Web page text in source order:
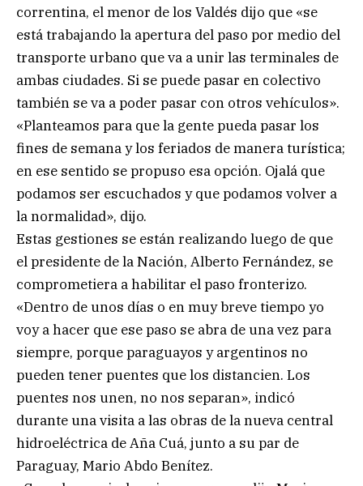
correntina, el menor de los Valdés dijo que «se
está trabajando la apertura del paso por medio del
transporte urbano que va a unir las terminales de
ambas ciudades. Si se puede pasar en colectivo
también se va a poder pasar con otros vehículos».
«Planteamos para que la gente pueda pasar los
fines de semana y los feriados de manera turística;
en ese sentido se propuso esa opción. Ojalá que
podamos ser escuchados y que podamos volver a
la normalidad», dijo.
Estas gestiones se están realizando luego de que
el presidente de la Nación, Alberto Fernández, se
comprometiera a habilitar el paso fronterizo.
«Dentro de unos días o en muy breve tiempo yo
voy a hacer que ese paso se abra de una vez para
siempre, porque paraguayos y argentinos no
pueden tener puentes que los distancien. Los
puentes nos unen, no nos separan», indicó
durante una visita a las obras de la nueva central
hidroeléctrica de Aña Cuá, junto a su par de
Paraguay, Mario Abdo Benítez.